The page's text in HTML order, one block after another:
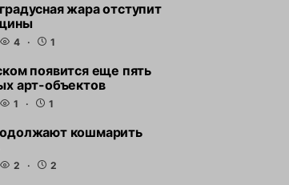
жара отступит
4 1
появится еще пять
арт-объектов
1 1
кошмарить
2 2